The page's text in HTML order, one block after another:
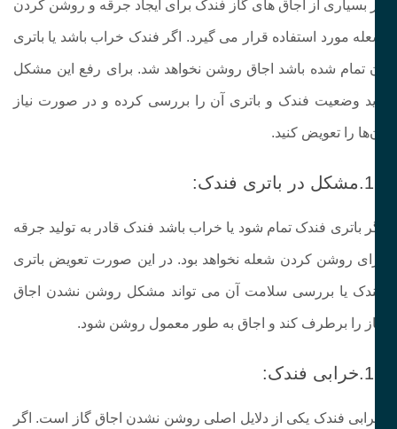
بسیاری از اجاق‌ های گاز فندک برای ایجاد جرقه و روشن کردن
مورد استفاده قرار می‌ گیرد. اگر فندک خراب باشد یا باتری
تمام شده باشد اجاق روشن نخواهد شد. برای رفع این مشکل
وضعیت فندک و باتری آن را بررسی کرده و در صورت نیاز
را تعویض کنید.
باتری فندک تمام شود یا خراب باشد فندک قادر به تولید جرقه
روشن کردن شعله نخواهد بود. در این صورت تعویض باتری
یا بررسی سلامت آن می‌ تواند مشکل روشن نشدن اجاق
را برطرف کند و اجاق به‌ طور معمول روشن شود.
فندک یکی از دلایل اصلی روشن نشدن اجاق گاز است. اگر